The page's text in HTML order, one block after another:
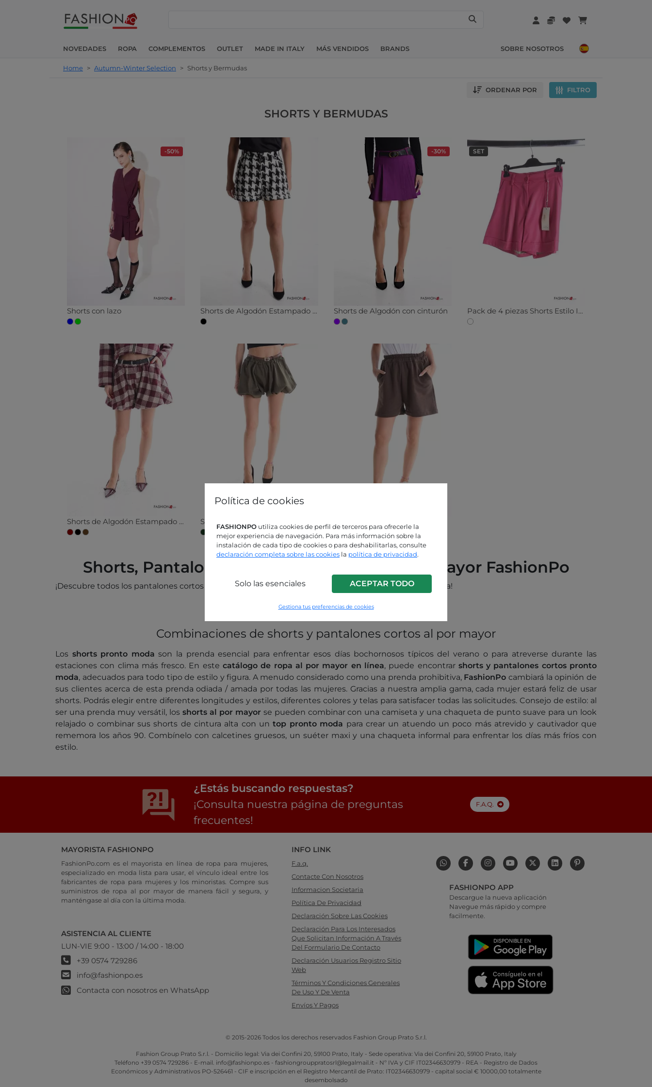
Política de cookies
FASHIONPO utiliza cookies de perfil de terceros para ofrecerle la
mejor experiencia de navegación. Para más información sobre la
instalación de cada tipo de cookies o para deshabilitarlas, consulte
declaración completa sobre las cookies la política de privacidad.
Solo las esenciales ACEPTAR TODO
Gestiona tus preferencias de cookies
NOVEDADES ROPA COMPLEMENTOS OUTLET MADE IN ITALY MÁS VENDIDOS BRANDS SOBRE NOSOTROS
Home > Autumn-Winter Selection > Shorts y Bermudas
ORDENAR POR FILTRO
SHORTS Y BERMUDAS
-50%
Shorts con lazo Shorts de Algodón Estampado pata de gallo con bolsillos con cremallera con botones
-30%
Shorts de Algodón con cinturón
SET
Pack de 4 piezas Shorts Estilo Informal
Shorts de Algodón Estampado tartán con bolsillos con cinturón con elástico
Shorts, Pantalones Cortos para Mujer al por Mayor FashionPo
¡Descubre todos los pantalones cortos al por mayor que ofrece nuestro sitio web de ropa Pronto Moda!
Combinaciones de shorts y pantalones cortos al por mayor
Los shorts pronto moda son la prenda esencial para enfrentar esos días bochornosos típicos del verano o para atreverse durante las
estaciones con clima más fresco. En este catálogo de ropa al por mayor en línea, puede encontrar shorts y pantalones cortos pronto
moda, adecuados para todo tipo de estilo y figura. A menudo considerado como una prenda prohibitiva, FashionPo cambiará la opinión de
sus clientes acerca de esta prenda odiada / amada por todas las mujeres. Gracias a nuestra amplia gama, cada mujer estará feliz de usar
shorts. Podrás elegir entre diferentes longitudes y estilos, diferentes colores y telas para satisfacer todas las solicitudes. Consejo de estilo: al
ser una prenda muy versátil, los shorts al por mayorse pueden combinar con una camiseta y una chaqueta de punto suave para un look
relajado o combinar sus shorts de cintura alta con untop pronto moda para crear un atuendo un poco más atrevido y cautivador que
rememora los años 90. Combínelo con calcetines gruesos, un suéter maxi y una chaqueta informal para enfrentar los días más fríos con
estilo.
¿Estás buscando respuestas?
¡Consulta nuestra página de preguntas
frecuentes!
F.A.Q.
MAYORISTA FASHIONPO
FashionPo.com es el mayorista en línea de ropa para mujeres,
especializado en moda lista para usar, el vínculo ideal entre los
fabricantes de ropa para mujeres y los minoristas. Compre sus
suministros de ropa al por mayor de manera fácil y segura, y
manténgase al día con la última moda.
ASISTENCIA AL CLIENTE
LUN-VIE 9:00 - 13:00 / 14:00 - 18:00
+39 0574 729286
info@fashionpo.es
Contacta con nosotros en WhatsApp
INFO LINK
F.a.q.
Contacte Con Nosotros
Informacion Societaria
Política De Privacidad
Declaración Sobre Las Cookies
Declaración Para Los Interesados
Que Solicitan Información A Través
Del Formulario De Contacto
Declaración Usuarios Registro Sitio
Web
Términos Y Condiciones Generales
De Uso Y De Venta
Envíos Y Pagos
FASHIONPO APP
Descargue la nueva aplicación
Navegue más rápido y compre
facilmente.
© 2015-2026 Todos los derechos reservados Fashion Group Prato S.r.l.
Fashion Group Prato S.r.l. - Domicilio legal: Via dei Confini 20, 59100 Prato, Italy - Sede operativa: Via dei Confini 20, 59100 Prato, Italy
Teléfono +39 0574 729286 - E-mail. info@fashionpo.es - fashiongrouppratosrl@legalmail.it - Nº IVA y CIF IT02346630979 - REA - Registro de Dados
Económicos y Administrativos PO-526461 - CIF e inscripción en el Registro Mercantil de Prato: IT02346630979 - capital social € 10000,00 totalmente
desembolsado